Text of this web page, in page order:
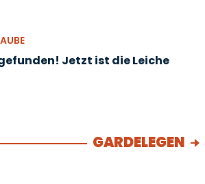
Jetzt ist die Leiche
GARDELEGEN